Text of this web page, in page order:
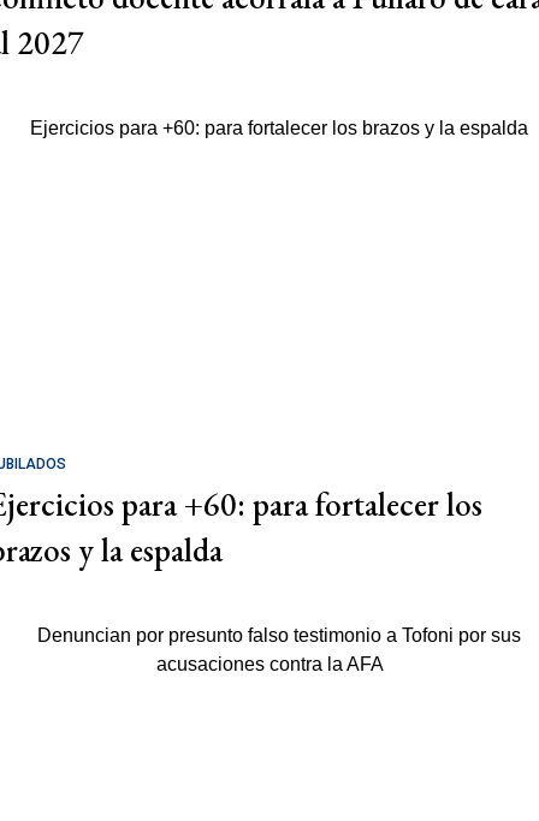
2027
para +60: para fortalecer los
y la espalda